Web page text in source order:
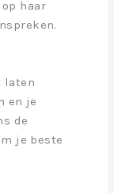
haar
laten
en je
de
je beste